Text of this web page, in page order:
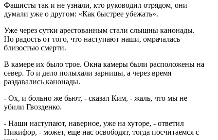
Фашисты так и не узнали, кто руководил отрядом, они
думали уже о другом: «Как быстрее убежать».
Уже через сутки арестованным стали слышны канонады.
Но радость от того, что наступают наши, омрачалась
близостью смерти.
В камере их было трое. Окна камеры были расположены на
север. То и дело полыхали зарницы, а через время
раздавались канонады.
- Ох, и больно же бьют, - сказал Ким, - жаль, что мы не
убили Гвозденко.
- Наши наступают, наверное, уже на хуторе, - ответил
Никифор, - может, еще нас освободят, тогда посчитаемся с